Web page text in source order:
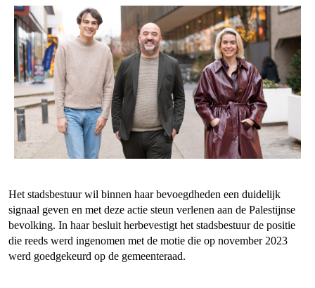
Het stadsbestuur wil binnen haar bevoegdheden een duidelijk
signaal geven en met deze actie steun verlenen aan de Palestijnse
bevolking. In haar besluit herbevestigt het stadsbestuur de positie
die reeds werd ingenomen met de motie die op november 2023
werd goedgekeurd op de gemeenteraad.